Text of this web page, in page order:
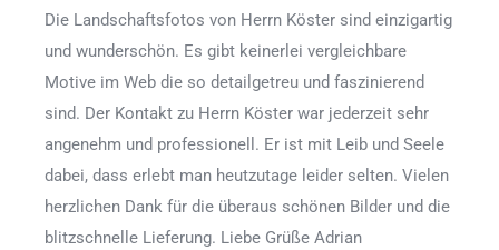
Die Landschaftsfotos von Herrn Köster sind einzigartig
und wunderschön. Es gibt keinerlei vergleichbare
Motive im Web die so detailgetreu und faszinierend
sind. Der Kontakt zu Herrn Köster war jederzeit sehr
angenehm und professionell. Er ist mit Leib und Seele
dabei, dass erlebt man heutzutage leider selten. Vielen
herzlichen Dank für die überaus schönen Bilder und die
blitzschnelle Lieferung. Liebe Grüße Adrian